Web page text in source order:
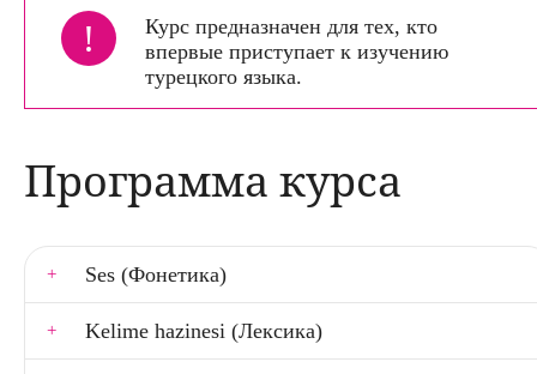
!
Курс предназначен для тех, кто
впервые приступает к изучению
турецкого языка.
Программа курса
Ses (Фонетика)
Kelime hazinesi (Лексика)